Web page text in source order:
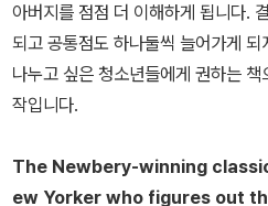
아버지를 점점 더 이해하게 됩니다.
되고 공통점도 하나둘씩 늘어가게
나누고 싶은 청소년들에게 권하는
작입니다.
The Newbery-winning
ew Yorker who figures out